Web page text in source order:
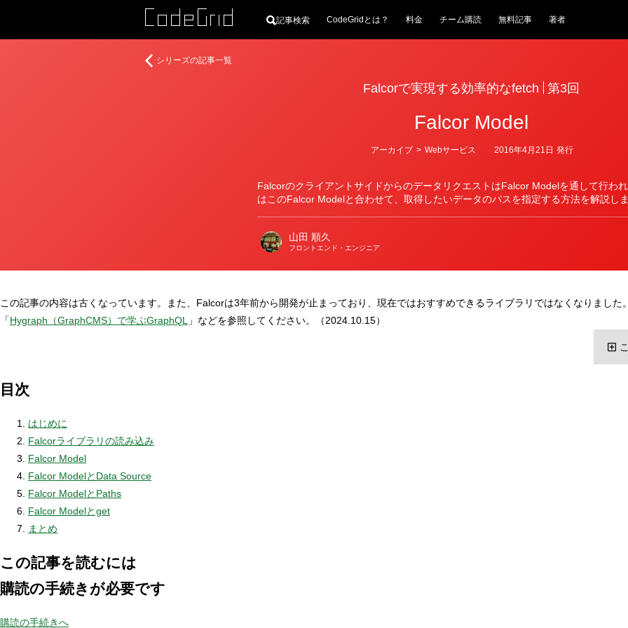
記事検索 CodeGridとは？ 料金 チーム購読 無料記事 著者
Falcorで実現する効率的なfetch 第3回
Falcor Model
FalcorのクライアントサイドからのデータリクエストはFalcor Modelを通して行わ
はこのFalcor Modelと合わせて、取得したいデータのパスを指定する方法を解説しま
カ
ー
アーカイブ > Webサービス 2016年4月21日 発行
山田 順久
フロントエンド・エンジニア
Falcor
シリーズの記事一覧
この記事の内容は古くなっています。また、Falcorは3年前から開発が止まっており、現在ではおすすめできるライブラリではなくなりまし
「Hygraph（GraphCMS）で学ぶGraphQL 」などを参照してください。（2024.10.15）
目次
はじめに
Falcorライブラリの読み込み
Falcor Model
Falcor ModelとData Source
Falcor ModelとPaths
Falcor Modelとget
まとめ
この記事を読むには
購読の手続きが必要です
購読の手続きへ